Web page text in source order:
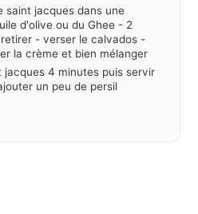
saint jacques dans une
d'olive ou du Ghee - 2
- verser le calvados -
la crème et bien mélanger
jacques 4 minutes puis servir
un peu de persil